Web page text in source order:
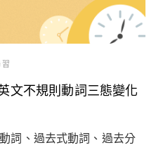
文不規則動詞三態變化
詞、過去式動詞、過去分